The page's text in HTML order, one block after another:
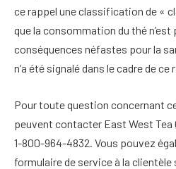
ce rappel une classification de «
que la consommation du thé n’est
conséquences néfastes pour la
n’a été signalé dans le cadre de ce
Pour toute question concernant
peuvent contacter East West Tea
1-800-964-4832. Vous pouvez
formulaire de service à la